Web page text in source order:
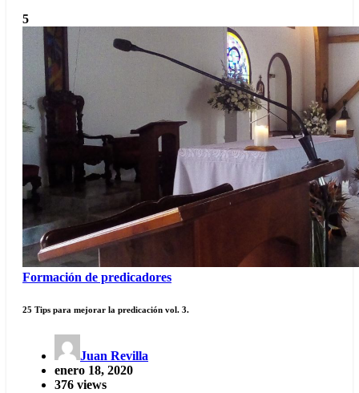
5
Formación de predicadores
25 Tips para mejorar la predicación vol. 3.
Juan Revilla
enero 18, 2020
376 views